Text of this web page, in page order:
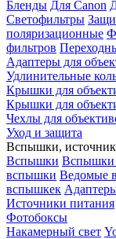
Бленды Для Canon
Светофильтры
поляризационные
фильтров
Адаптеры для
Удлинительные
Крышки для
Крышки для
Чехлы для
Уход и защита
Вспышки,
Вспышки Вспышки
вспышки Ведомые
вспышкек
Источники питания
Фотобоксы
Накамерный свет